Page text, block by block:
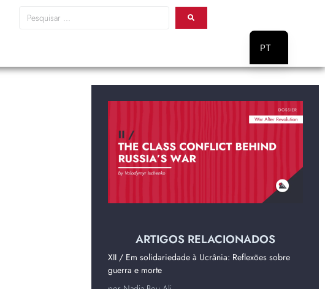
ARTIGOS RELACIONADOS
XII / Em solidariedade à Ucrânia: Reflexões sobre
guerra e morte
PT
EN